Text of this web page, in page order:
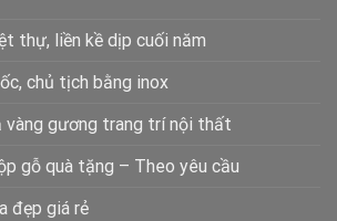
thự, liền kề dịp cuối năm
chủ tịch bằng inox
vàng gương trang trí nội thất
gỗ quà tặng – Theo yêu cầu
đẹp giá rẻ